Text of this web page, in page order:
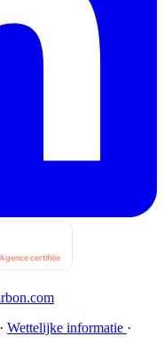
· Wettelijke informatie ·